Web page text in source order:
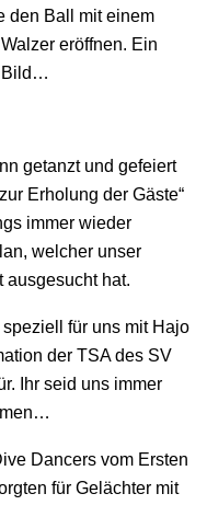
den Ball mit einem
eröffnen. Ein
Bild…
getanzt und gefeiert
Erholung der Gäste“
immer wieder
welcher unser
ausgesucht hat.
für uns mit Hajo
der TSA des SV
Ihr seid uns immer
Dancers vom Ersten
für Gelächter mit